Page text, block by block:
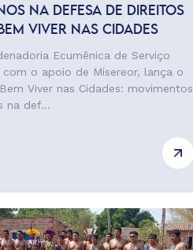
NA DEFESA DE DIREITOS
VIVER NAS CIDADES
Ecumênica de Serviço
com o apoio de Misereor, lança o
Viver nas Cidades: movimentos
na def...